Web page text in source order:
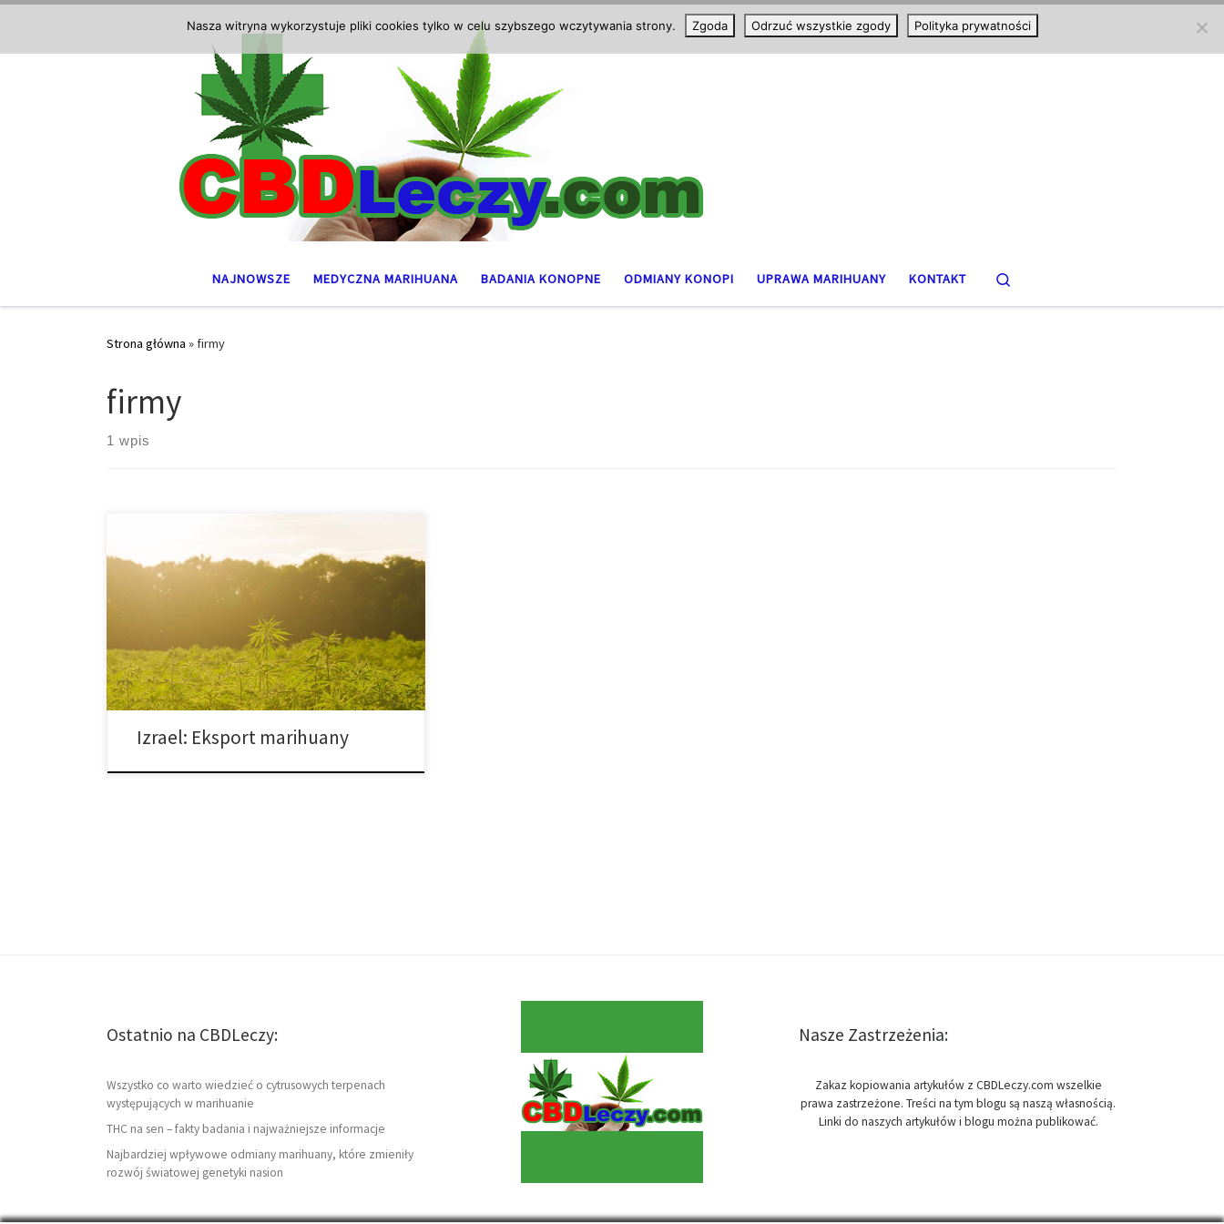
NAJNOWSZE MEDYCZNA MARIHUANA BADANIA KONOPNE ODMIANY KONOPI UPRAWA MARIHUANY KONTAKT
Strona główna »firmy
firmy
1 wpis
W ciągu ostatnich 50 lat Izrael stał się epicentrum
badań nad marihuaną – kraj znajduje się w czołówce
pod kątem technologii związanych z marihuaną oraz
medycznej i kulturowej ewolucji. Obecnie Izrael stara
się uchwalić prawo, które pozwoli firmom na eksport
produktów do innych krajów, a w tym do Stanów
Zjednoczonych. […]
Izrael: Eksport marihuany
Ostatnio na CBDLeczy:
Wszystko co warto wiedzieć o cytrusowych terpenach
występujących w marihuanie
THC na sen – fakty badania i najważniejsze informacje
Najbardziej wpływowe odmiany marihuany, które zmieniły
rozwój światowej genetyki nasion
Nasze Zastrzeżenia:
Zakaz kopiowania artykułów z CBDLeczy.com wszelkie
prawa zastrzeżone. Treści na tym blogu są naszą własnością.
Linki do naszych artykułów i blogu można publikować.
Nasza witryna wykorzystuje pliki cookies tylko w celu szybszego wczytywania strony. Zgoda Odrzuć wszystkie zgody Polityka prywatności